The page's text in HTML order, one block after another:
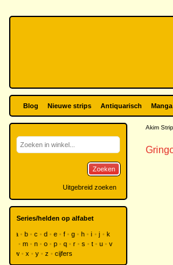
Blog Nieuwe strips Antiquarisch Manga
Akim
Zoeken
Uitgebreid zoeken
Series/helden op alfabet
a b c d e f g h i j
k
m n o p q r s t u
v
w
x y z cijfers